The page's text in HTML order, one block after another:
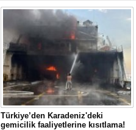
Türkiye’den Karadeniz'deki
gemicilik faaliyetlerine kısıtlama!